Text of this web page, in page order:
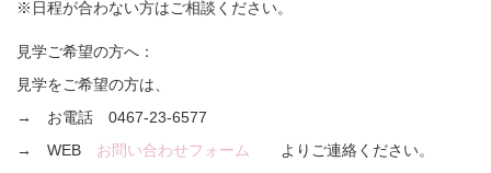
※日程が合わない方はご相談ください。
見学ご希望の方へ：
見学をご希望の方は、
→ お電話 0467-23-6577
→ WEB
お問い合わせフォーム よりご連絡ください。